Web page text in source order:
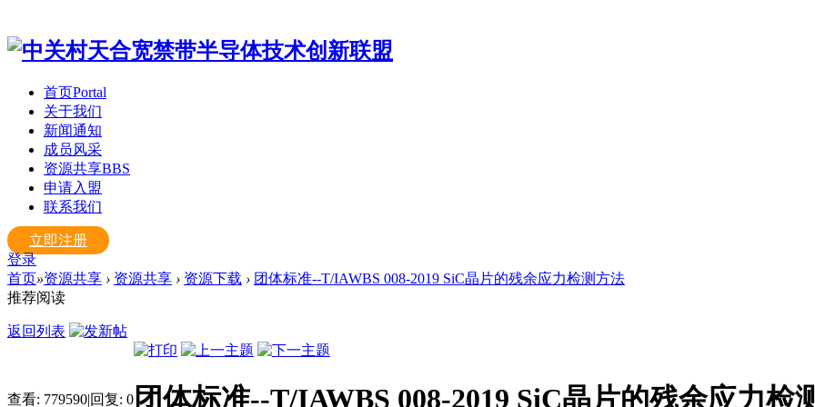
首页Portal
关于我们
新闻通知
成员风采
资源共享BBS
申请入盟
联系我们
立即注册
登录
首页»资源共享 › 资源共享 › 资源下载 › 团体标准--T/IAWBS 008-2019 SiC晶片的残余应力检测方法
推荐阅读
返回列表
查看: 779590|回复: 0 团体标准--T/IAWBS 008-2019 SiC晶片的残余应力检